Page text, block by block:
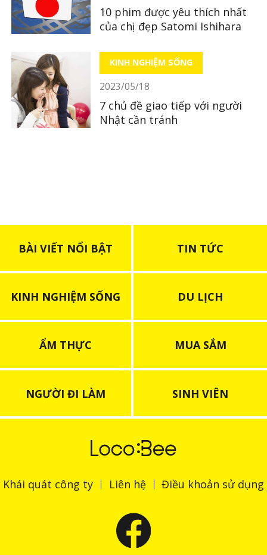
10 phim được yêu thích nhất
của chị đẹp Satomi Ishihara
KINH NGHIỆM SỐNG
2023/05/18
7 chủ đề giao tiếp với người
Nhật cần tránh
BÀI VIẾT NỔI BẬT TIN TỨC
KINH NGHIỆM SỐNG DU LỊCH
ẨM THỰC MUA SẮM
NGƯỜI ĐI LÀM SINH VIÊN
Khái quát công ty Liên hệ Điều khoản sử dụng